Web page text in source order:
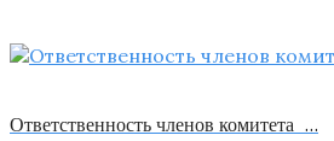
Ответственность членов комитета …